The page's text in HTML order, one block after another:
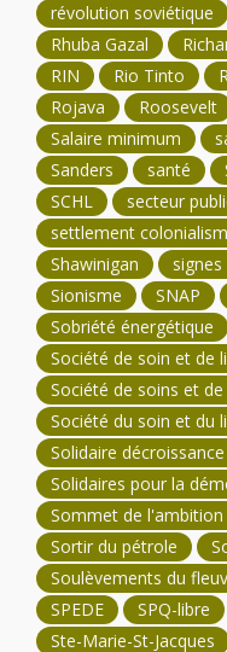
révolution soviétique
Rhuba Gazal
RIN
Rio Tinto
Rojava
Roosevelt
Salaire minimum
Sanders
santé
SCHL
secteur
settlement colonialism
Shawinigan
signes
Sionisme
SNAP
Sobriété énergétique
Société de soin et de
Société de soins et de
Société du soin et du
Solidaire
Solidaires pour la
Sommet de
Sortir du pétrole
Soulèvements du
SPEDE
SPQ-libre
Ste-Marie-St-Jacques